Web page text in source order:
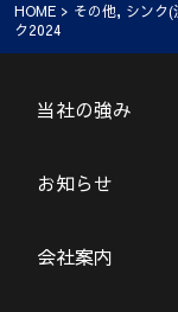
HOME > その他, シンク
ク2024
当社の強み
お知らせ
会社案内